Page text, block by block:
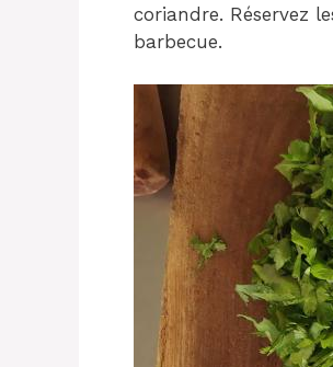
coriandre. Réservez
barbecue.